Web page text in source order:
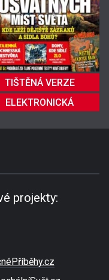
TIŠTĚNÁ VERZE
ELEKTRONICKÁ
projekty: